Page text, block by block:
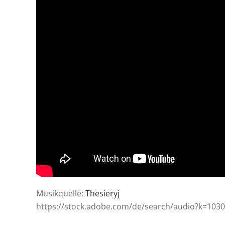
Musikquelle: Thesieryj
https://stock.adobe.com/de/search/